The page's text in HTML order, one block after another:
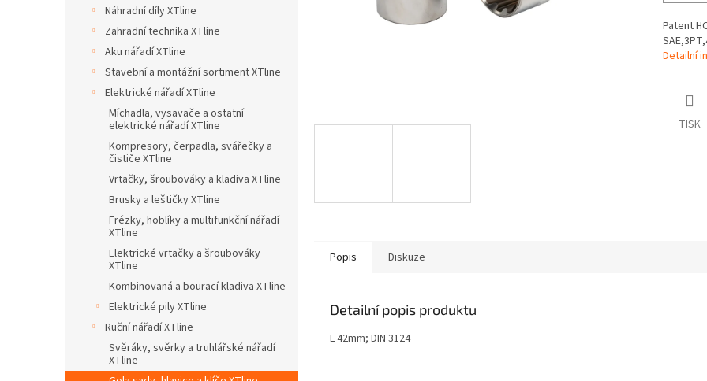
Náhradní díly XTline
Zahradní technika XTline
Aku nářadí XTline
Stavební a montážní sortiment XTline
Elektrické nářadí XTline
Míchadla, vysavače a ostatní
elektrické nářadí XTline
Kompresory, čerpadla, svářečky a
čističe XTline
Vrtačky, šroubováky a kladiva XTline
Brusky a leštičky XTline
Frézky, hoblíky a multifunkční nářadí
XTline
Elektrické vrtačky a šroubováky
XTline
Kombinovaná a bourací kladiva XTline
Elektrické pily XTline
Ruční nářadí XTline
Svěráky, svěrky a truhlářské nářadí
XTline
Patent
Detailní
TISK
Popis Diskuze
Detailní popis produktu
L 42mm; DIN 3124